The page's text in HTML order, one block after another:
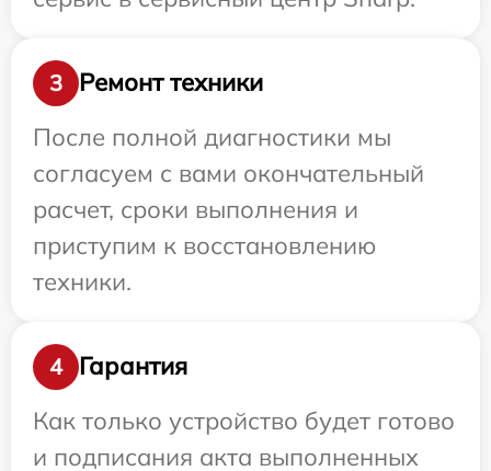
3
Ремонт техники
После полной диагностики мы
согласуем с вами окончательный
расчет, сроки выполнения и
приступим к восстановлению
техники.
4
Гарантия
Как только устройство будет готово
и подписания акта выполненных